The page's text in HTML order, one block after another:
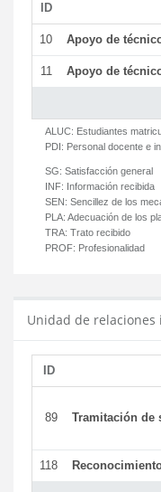
ID
10 Apoyo de
11 Apoyo de
ALUC: Estudiantes
PDI: Personal docente e
SG: Satisfacción general
INF: Información recibida
SEN: Sencillez de los
PLA: Adecuación de los
TRA: Trato recibido
PROF: Profesionalidad
Unidad de relaciones
ID
89 Tramitación de
118